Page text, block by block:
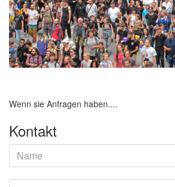
Wenn sie Anfragen haben....
Kontakt